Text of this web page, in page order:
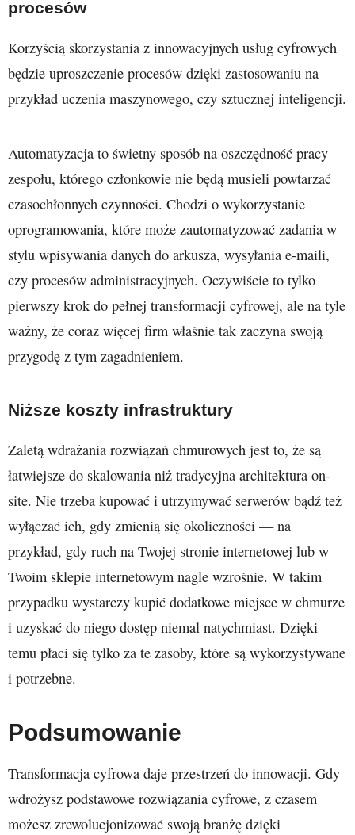
procesów
Korzyścią skorzystania z innowacyjnych usług cyfrowych
będzie uproszczenie procesów dzięki zastosowaniu na
przykład uczenia maszynowego, czy sztucznej inteligencji.
Automatyzacja to świetny sposób na oszczędność pracy
zespołu, którego członkowie nie będą musieli powtarzać
czasochłonnych czynności. Chodzi o wykorzystanie
oprogramowania, które może zautomatyzować zadania w
stylu wpisywania danych do arkusza, wysyłania e-maili,
czy procesów administracyjnych. Oczywiście to tylko
pierwszy krok do pełnej transformacji cyfrowej, ale na tyle
ważny, że coraz więcej firm właśnie tak zaczyna swoją
przygodę z tym zagadnieniem.
Niższe koszty infrastruktury
Zaletą wdrażania rozwiązań chmurowych jest to, że są
łatwiejsze do skalowania niż tradycyjna architektura on-
site. Nie trzeba kupować i utrzymywać serwerów bądź też
wyłączać ich, gdy zmienią się okoliczności — na
przykład, gdy ruch na Twojej stronie internetowej lub w
Twoim sklepie internetowym nagle wzrośnie. W takim
przypadku wystarczy kupić dodatkowe miejsce w chmurze
i uzyskać do niego dostęp niemal natychmiast. Dzięki
temu płaci się tylko za te zasoby, które są wykorzystywane
i potrzebne.
Podsumowanie
Transformacja cyfrowa daje przestrzeń do innowacji. Gdy
wdrożysz podstawowe rozwiązania cyfrowe, z czasem
możesz zrewolucjonizować swoją branżę dzięki